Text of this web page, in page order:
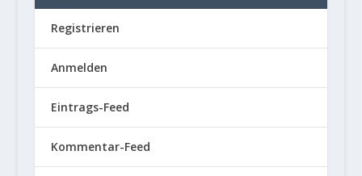
Registrieren
Anmelden
Eintrags-Feed
Kommentar-Feed